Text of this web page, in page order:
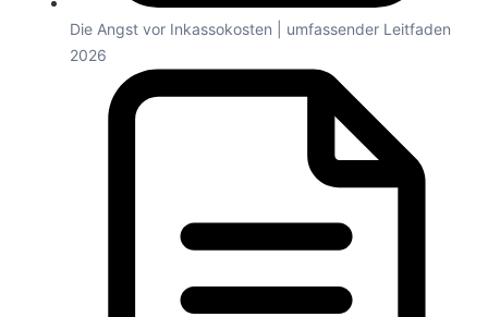
Die Angst vor Inkassokosten | umfassender Leitfaden
2026